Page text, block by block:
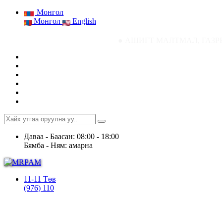
Монгол
Монгол
English
Даваа - Баасан: 08:00 - 18:00
Бямба - Ням: амарна
11-11 Төв
(976) 110